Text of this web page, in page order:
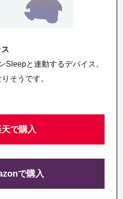
Sleepと連動するデバイス。
そうです。
で購入
で購入